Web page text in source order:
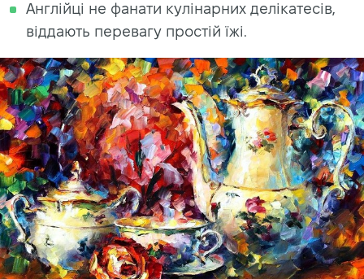
Англійці не фанати кулінарних делікатесів,
віддають перевагу простій їжі.